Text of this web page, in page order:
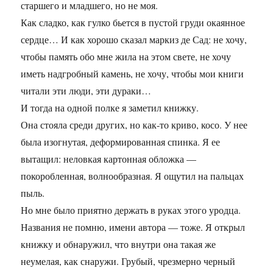
старшего и младшего, но не моя.
Как сладко, как гулко бьется в пустой груди окаянное
сердце… И как хорошо сказал маркиз де Сад: не хочу,
чтобы память обо мне жила на этом свете, не хочу
иметь надгробный камень, не хочу, чтобы мои книги
читали эти люди, эти дураки…
И тогда на одной полке я заметил книжку.
Она стояла среди других, но как-то криво, косо. У нее
была изогнутая, деформированная спинка. Я ее
вытащил: неловкая картонная обложка —
покоробленная, волнообразная. Я ощутил на пальцах
пыль.
Но мне было приятно держать в руках этого уродца.
Названия не помню, имени автора — тоже. Я открыл
книжку и обнаружил, что внутри она такая же
неумелая, как снаружи. Грубый, чрезмерно черный